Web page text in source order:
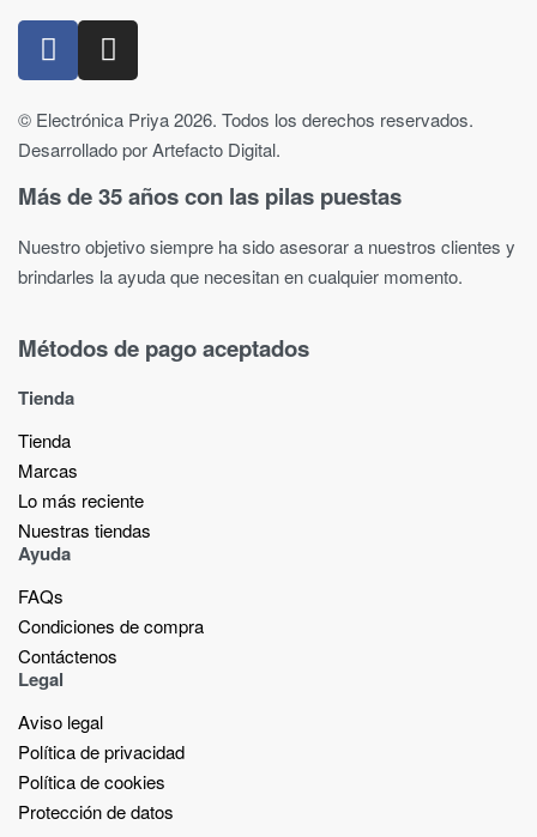
© Electrónica Priya 2026. Todos los derechos reservados.
Desarrollado por Artefacto Digital.
Más de 35 años con las pilas puestas
Nuestro objetivo siempre ha sido asesorar a nuestros clientes y
brindarles la ayuda que necesitan en cualquier momento.
Métodos de pago aceptados
Tienda
Tienda
Marcas
Lo más reciente​
Nuestras tiendas​
Ayuda
FAQs
Condiciones de compra
Contáctenos
Legal
Aviso legal
Política de privacidad
Política de cookies
Protección de datos